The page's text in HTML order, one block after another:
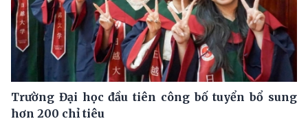
Trường Đại học đầu tiên công bố tuyển bổ sung
hơn 200 chỉ tiêu